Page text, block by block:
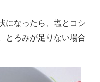
になったら、塩とコシ
とろみが足りない場合